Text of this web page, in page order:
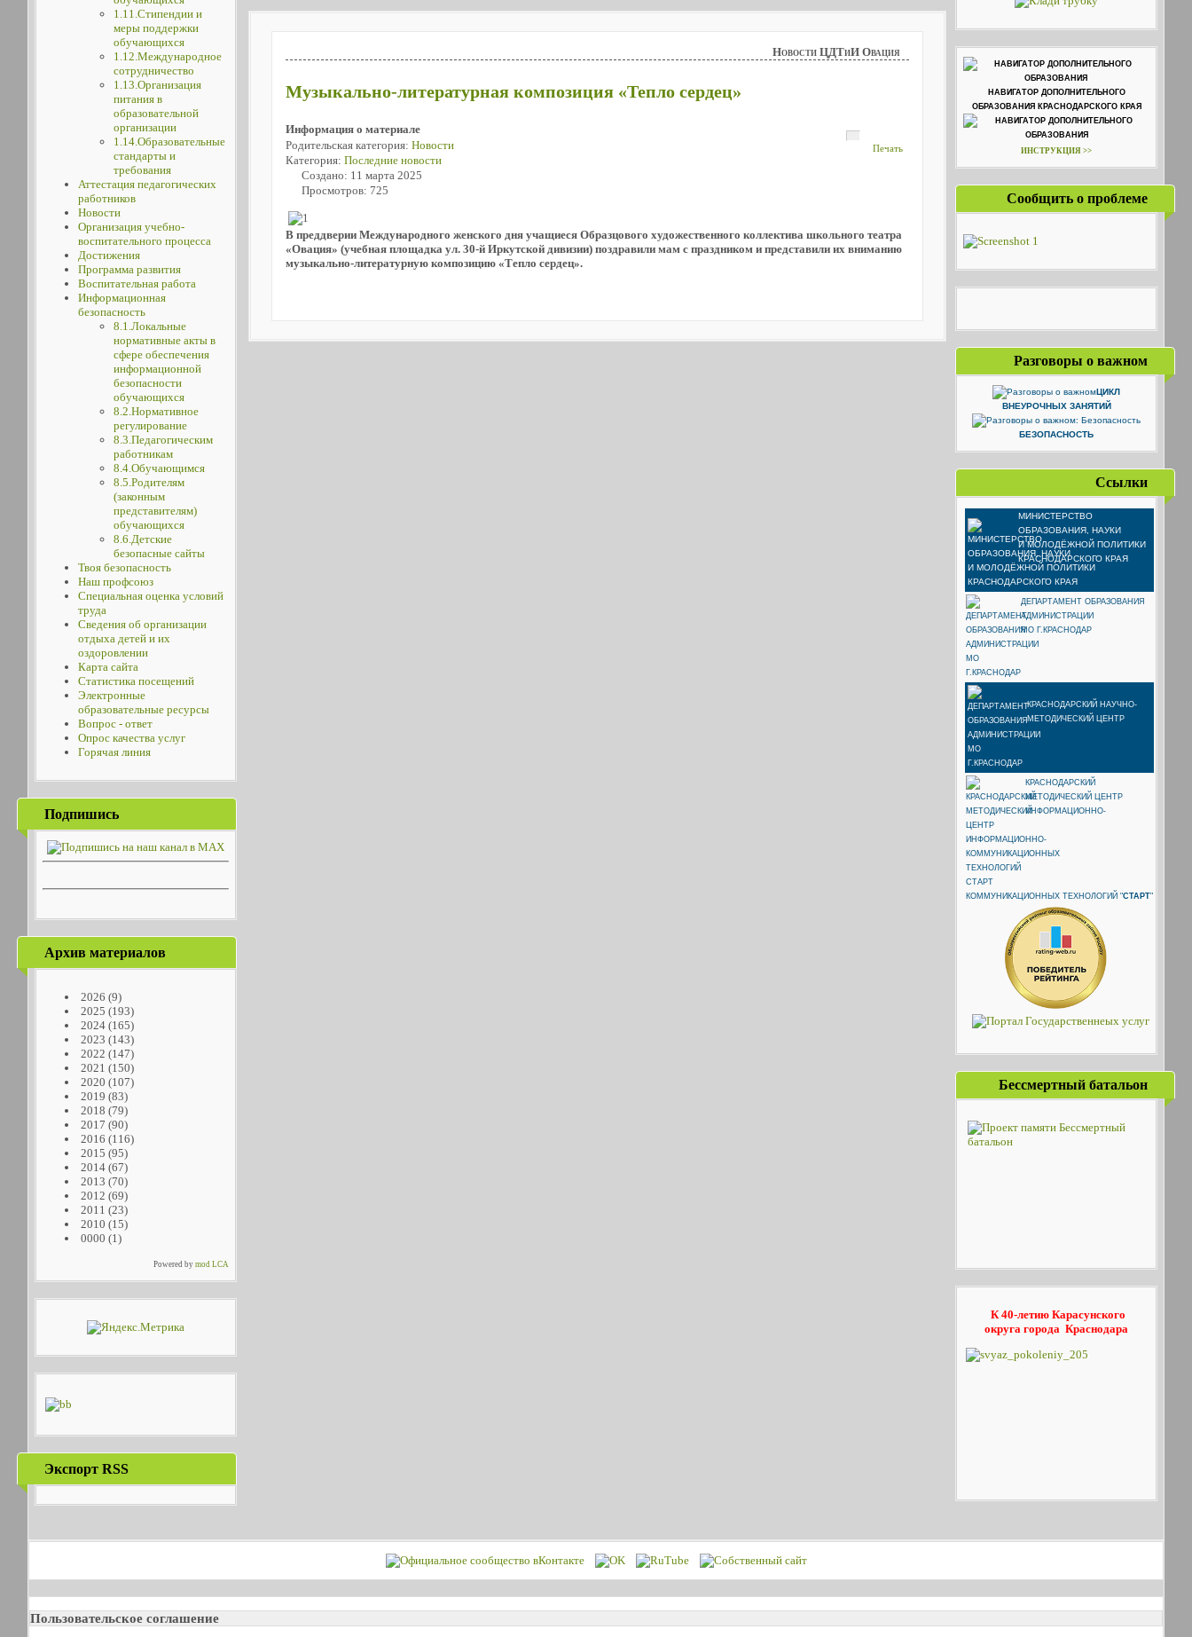
1.11.Стипендии и
меры поддержки
обучающихся
1.12.Международное
сотрудничество
1.13.Организация
питания в
образовательной
организации
1.14.Образовательные
стандарты и
требования
Аттестация педагогических
работников
Новости
Организация учебно-
воспитательного процесса
Достижения
Программа развития
Воспитательная работа
Информационная
безопасность
8.1.Локальные
нормативные акты в
сфере обеспечения
информационной
безопасности
обучающихся
8.2.Нормативное
регулирование
8.3.Педагогическим
работникам
8.4.Обучающимся
8.5.Родителям
(законным
представителям)
обучающихся
8.6.Детские
безопасные сайты
Твоя безопасность
Наш профсоюз
Специальная оценка условий
труда
Сведения об организации
отдыха детей и их
оздоровлении
Карта сайта
Статистика посещений
Электронные
образовательные ресурсы
Вопрос - ответ
Опрос качества услуг
Горячая линия
Подпишись
Архив материалов
2026 (9)
2025 (193)
2024(165)
2023 (143)
2022 (147)
2021 (150)
2020 (107)
2019 (83)
2018 (79)
2017 (90)
2016 (116)
2015 (95)
2014(67)
2013 (70)
2012 (69)
2011 (23)
2010 (15)
0000 (1)
Powered bymod LCA
Экспорт RSS
Новости ЦДТиИ Овация
Музыкально-литературная композиция «Тепло сердец»
Печать
Информация о материале
Родительская категория: Новости
Категория: Последние новости
Создано: 11 марта 2025
Просмотров: 725
В преддверии Международного женского дня учащиеся Образцового художественного коллектива школьного театра
«Овация» (учебная площадка ул. 30-й Иркутской дивизии) поздравили мам с праздником и представили их вниманию
музыкально-литературную композицию «Тепло сердец».
НАВИГАТОР ДОПОЛНИТЕЛЬНОГО
ОБРАЗОВАНИЯ КРАСНОДАРСКОГО КРАЯ
ИНСТРУКЦИЯ >>
Сообщить о проблеме
Разговоры о важном
ЦИКЛ
ВНЕУРОЧНЫХ ЗАНЯТИЙ
БЕЗОПАСНОСТЬ
Ссылки
МИНИСТЕРСТВО
ОБРАЗОВАНИЯ, НАУКИ
И МОЛОДЁЖНОЙ ПОЛИТИКИ
КРАСНОДАРСКОГО КРАЯ
ДЕПАРТАМЕНТ ОБРАЗОВАНИЯ
АДМИНИСТРАЦИИ
МО Г.КРАСНОДАР
КРАСНОДАРСКИЙ НАУЧНО-
МЕТОДИЧЕСКИЙ ЦЕНТР
КРАСНОДАРСКИЙ
МЕТОДИЧЕСКИЙ ЦЕНТР
ИНФОРМАЦИОННО-
КОММУНИКАЦИОННЫХ ТЕХНОЛОГИЙ "СТАРТ"
Бессмертный батальон
К 40-летию Карасунского
округа города Краснодара
Пользовательское соглашение